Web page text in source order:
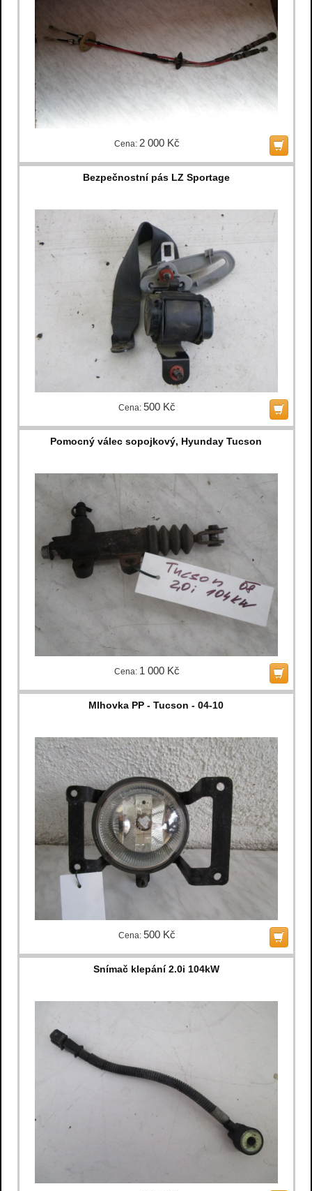
Cena: 2 000 Kč
Bezpečnostní pás LZ Sportage
Cena: 500 Kč
Pomocný válec sopojkový, Hyunday Tucson
Cena: 1 000 Kč
Mlhovka PP - Tucson - 04-10
Cena: 500 Kč
Snímač klepání 2.0i 104kW